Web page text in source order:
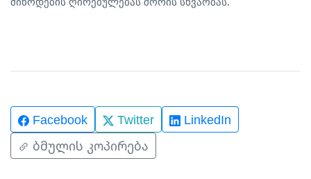
Facebook Twitter
LinkedIn
ბმულის კოპირება